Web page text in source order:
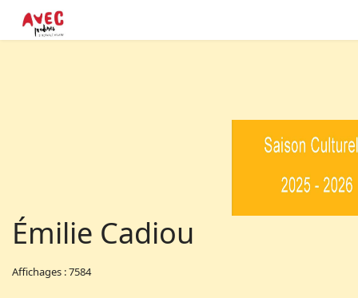
Émilie Cadiou
Affichages : 7584